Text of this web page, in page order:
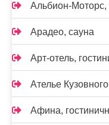
Альбион-Моторс,
Арадео, сауна
Арт-отель,
Ателье
Афина,